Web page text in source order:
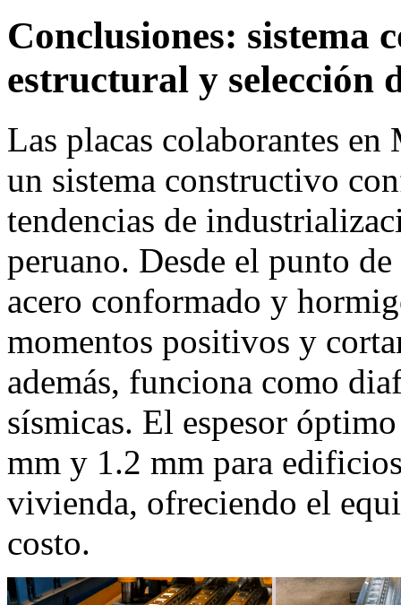
Conclusiones: sistema
estructural y selección
Las placas colaborantes
un sistema constructivo
tendencias de
peruano. Desde el punto
acero conformado y
momentos positivos y
además, funciona como
sísmicas. El espesor
mm y 1.2 mm para
vivienda, ofreciendo el
costo.